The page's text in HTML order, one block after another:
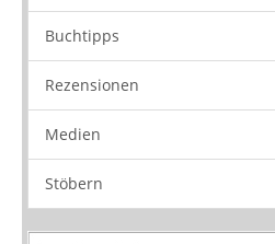
Buchtipps
Rezensionen
Medien
Stöbern